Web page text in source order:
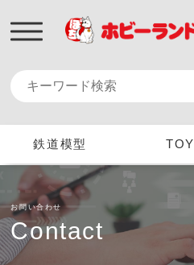
鉄道模型 TOY
お問い合わせ
Contact